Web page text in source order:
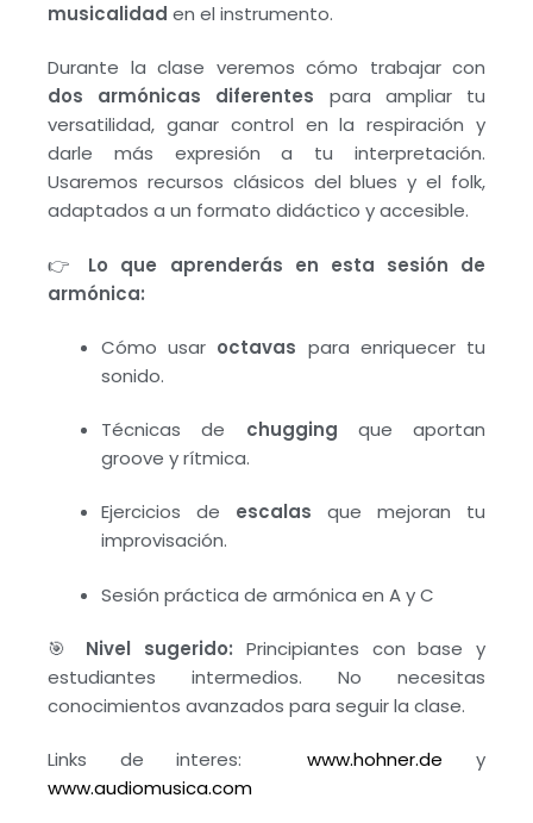
musicalidad en el instrumento.
Durante la clase veremos cómo trabajar con
dos armónicas diferentes para ampliar tu
versatilidad, ganar control en la respiración y
darle más expresión a tu interpretación.
Usaremos recursos clásicos del blues y el folk,
adaptados a un formato didáctico y accesible.
👉 Lo que aprenderás en esta sesión de
armónica:
Cómo usar octavas para enriquecer tu
sonido.
Técnicas de chugging que aportan
groove y rítmica.
Ejercicios de escalas que mejoran tu
improvisación.
Sesión práctica de armónica en A y C
🎯 Nivel sugerido: Principiantes con base y
estudiantes intermedios. No necesitas
conocimientos avanzados para seguir la clase.
Links de interes:www.hohner.de y
www.audiomusica.com